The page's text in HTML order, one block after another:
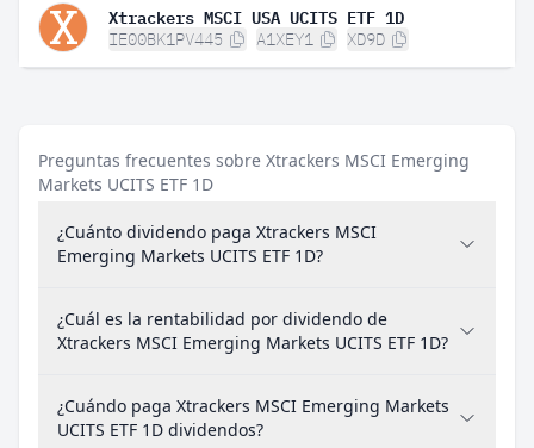
Xtrackers MSCI USA UCITS ETF 1D
IE00BK1PV445 A1XEY1 XD9D
Preguntas frecuentes sobre Xtrackers MSCI Emerging
Markets UCITS ETF 1D
¿Cuánto dividendo paga Xtrackers MSCI
Emerging Markets UCITS ETF 1D?
¿Cuál es la rentabilidad por dividendo de
Xtrackers MSCI Emerging Markets UCITS ETF 1D?
¿Cuándo paga Xtrackers MSCI Emerging Markets
UCITS ETF 1D dividendos?